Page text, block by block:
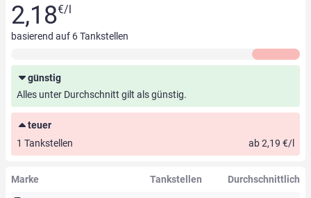
2,18€/l
basierend auf 6Tankstellen
günstig
Alles unter Durchschnitt gilt als günstig.
teuer
1 Tankstellen
ab 2,19 €/l
Marke Tankstellen Durchschnittlich